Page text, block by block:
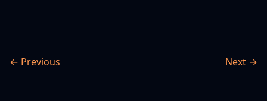
← Previous Next →